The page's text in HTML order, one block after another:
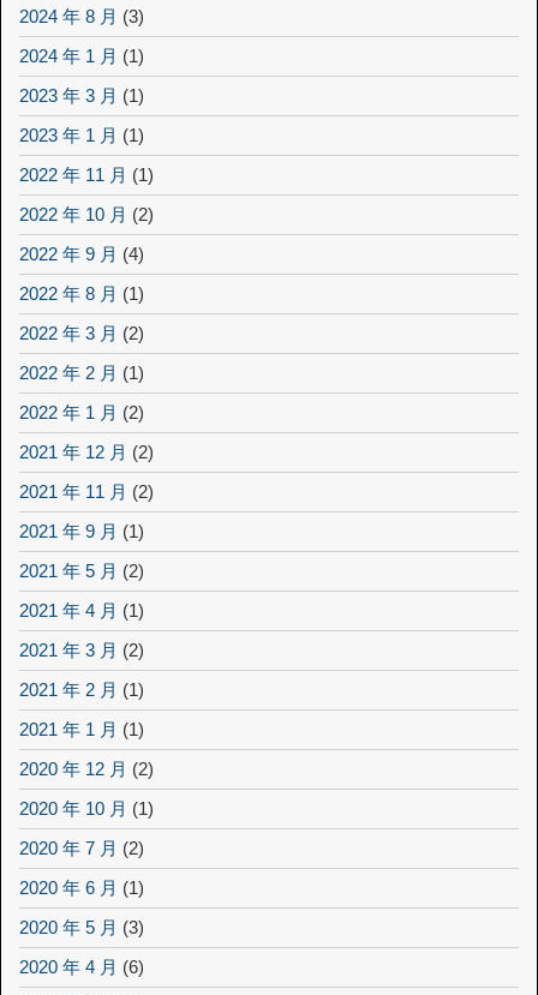
2024 年 8 月 (3)
2024 年 1 月 (1)
2023 年 3 月 (1)
2023 年 1 月 (1)
2022 年 11 月 (1)
2022 年 10 月 (2)
2022 年 9 月 (4)
2022 年 8 月 (1)
2022 年 3 月 (2)
2022 年 2 月 (1)
2022 年 1 月 (2)
2021 年 12 月 (2)
2021 年 11 月 (2)
2021 年 9 月 (1)
2021 年 5 月 (2)
2021 年 4 月 (1)
2021 年 3 月 (2)
2021 年 2 月 (1)
2021 年 1 月 (1)
2020 年 12 月 (2)
2020 年 10 月 (1)
2020 年 7 月 (2)
2020 年 6 月 (1)
2020 年 5 月 (3)
2020 年 4 月 (6)